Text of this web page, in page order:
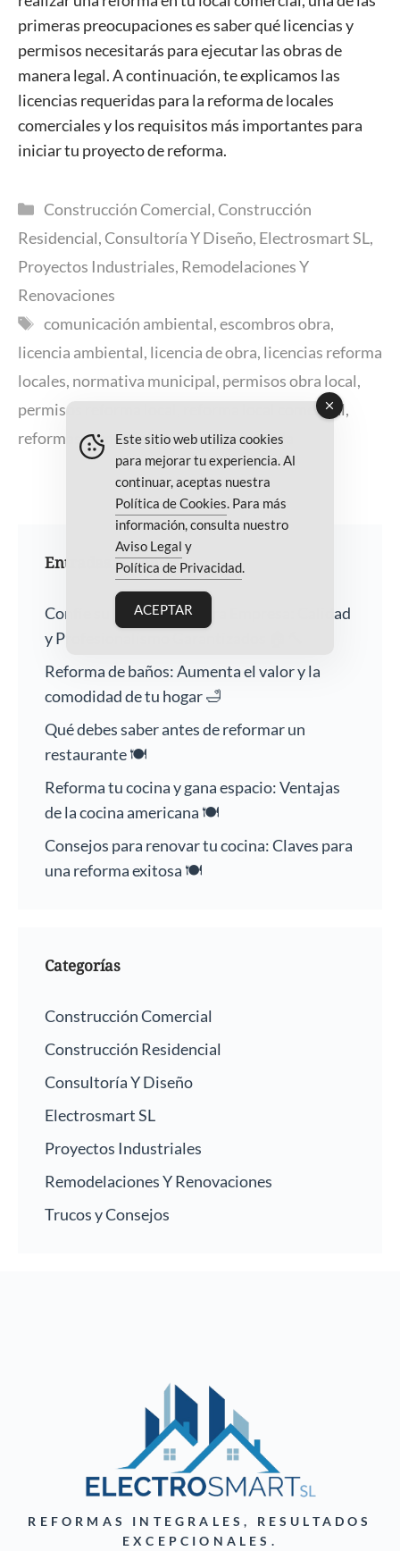
primeras preocupaciones es saber qué licencias y
permisos necesitarás para ejecutar las obras de
manera legal. A continuación, te explicamos las
licencias requeridas para la reforma de locales
comerciales y los requisitos más importantes para
iniciar tu proyecto de reforma.
Categorías
Construcción Comercial, Construcción
Residencial, Consultoría Y Diseño, Electrosmart SL,
Proyectos Industriales, Remodelaciones Y
Renovaciones
Etiquetas
comunicación ambiental,escombros obra,
licencia ambiental, licencia de obra, licencias reforma
locales, normativa municipal, permisos obra local,
permisos reforma local
reforma local comercial,
reformas comerciales,reformas fachada
Entradas recientes
Confíe su Hogar a Nuestra Empresa: Calidad
y Profesionalismo Garantizados 🏠🔨
Reforma de baños: Aumenta el valor y la
comodidad de tu hogar 🛁
Qué debes saber antes de reformar un
restaurante 🍽️
Reforma tu cocina y gana espacio: Ventajas
de la cocina americana 🍽️
Consejos para renovar tu cocina: Claves para
una reforma exitosa 🍽️
Categorías
Construcción Comercial
Construcción Residencial
Consultoría Y Diseño
Electrosmart SL
Proyectos Industriales
Remodelaciones Y Renovaciones
Trucos y Consejos
REFORMAS INTEGRALES, RESULTADOS
EXCEPCIONALES.
Este sitio web utiliza cookies
para mejorar tu experiencia. Al
continuar, aceptas nuestra
Política de Cookies. Para más
información, consulta nuestro
Aviso Legal y
Política de Privacidad.
ACEPTAR